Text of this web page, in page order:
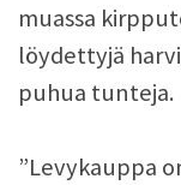
muassa
löydettyjä
puhua tunteja.
”Levykauppa